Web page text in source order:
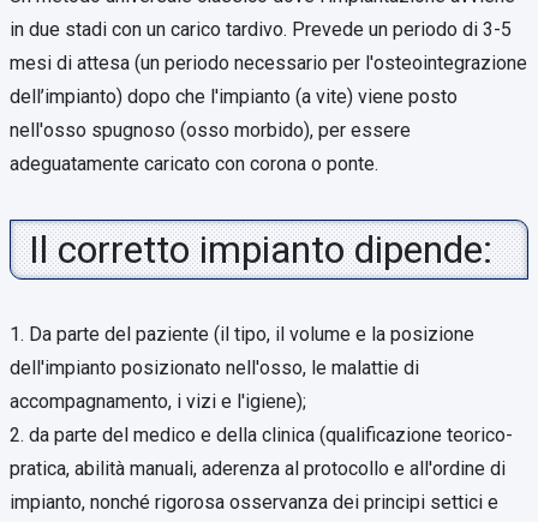
in due stadi con un carico tardivo. Prevede un periodo di 3-5
mesi di attesa (un periodo necessario per l'osteointegrazione
dell’impianto) dopo che l'impianto (a vite) viene posto
nell'osso spugnoso (osso morbido), per essere
adeguatamente caricato con corona o ponte.
Il corretto impianto dipende:
1. Da parte del paziente (il tipo, il volume e la posizione
dell'impianto posizionato nell'osso, le malattie di
accompagnamento, i vizi e l'igiene);
2. da parte del medico e della clinica (qualificazione teorico-
pratica, abilità manuali, aderenza al protocollo e all'ordine di
impianto, nonché rigorosa osservanza dei principi settici e